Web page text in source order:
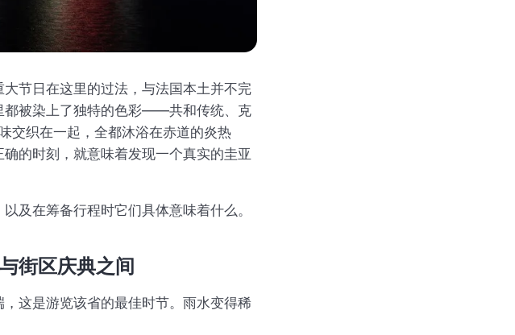
节日在这里的过法，与法国本土并不完
都被染上了独特的色彩——共和传统、克
交织在一起，全都沐浴在赤道的炎热
的时刻，就意味着发现一个真实的圭亚
及在筹备行程时它们具体意味着什么。
街区庆典之间
，这是游览该省的最佳时节。雨水变得稀